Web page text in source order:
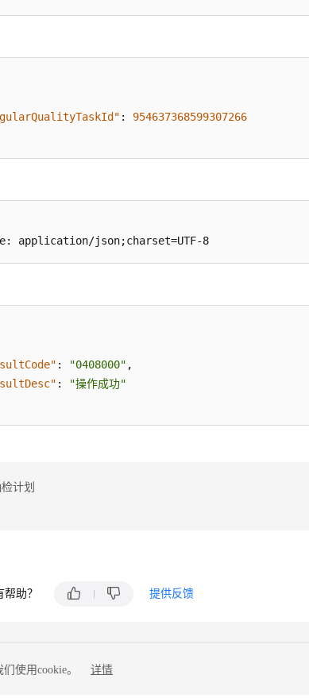
:
954637368599307266
application/json;charset=UTF-8
: "0408000" ,
:
"操作成功"
计划
助？ 提供反馈
使用cookie。 详情